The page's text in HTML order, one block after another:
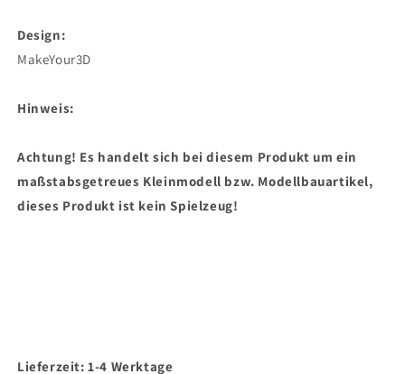
Design:
MakeYour3D
Hinweis:
Achtung! Es handelt sich bei diesem Produkt um ein
maßstabsgetreues Kleinmodell bzw. Modellbauartikel,
dieses Produkt ist kein Spielzeug!
Lieferzeit: 1-4 Werktage